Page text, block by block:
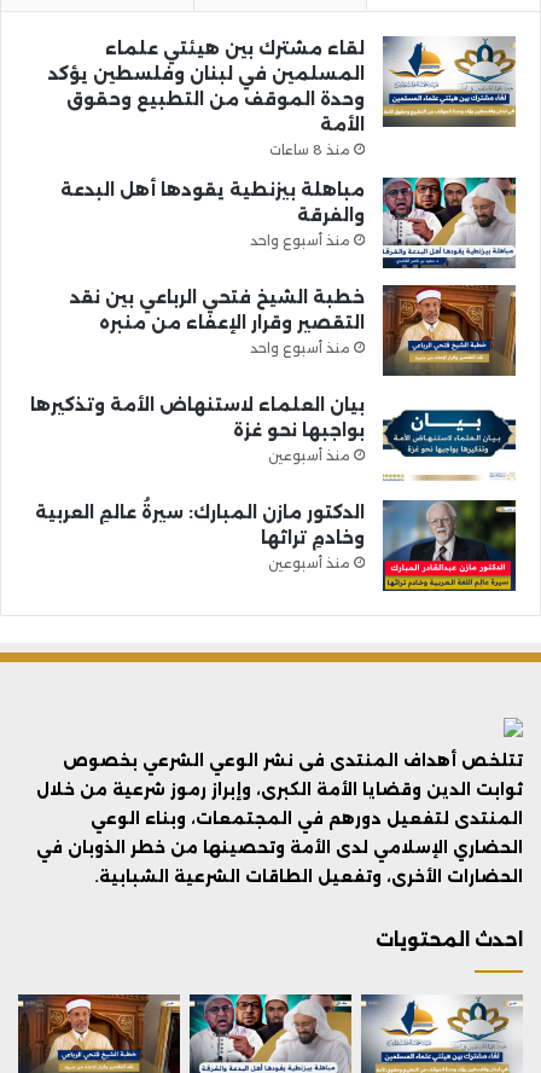
لقاء مشترك بين هيئتي علماء
المسلمين في لبنان وفلسطين يؤكد
وحدة الموقف من التطبيع وحقوق
الأمة
منذ 8 ساعات
مباهلة بيزنطية يقودها أهل البدعة
والفرقة
منذ أسبوع واحد
خطبة الشيخ فتحي الرباعي بين نقد
التقصير وقرار الإعفاء من منبره
منذ أسبوع واحد
بيان العلماء لاستنهاض الأمة وتذكيرها
بواجبها نحو غزة
منذ أسبوعين
الدكتور مازن المبارك: سيرةُ عالمِ العربية
وخادمِ تراثها
منذ أسبوعين
تتلخص أهداف المنتدى فى نشر الوعي الشرعي بخصوص
ثوابت الدين وقضايا الأمة الكبرى، وإبراز رموز شرعية من خلال
المنتدى لتفعيل دورهم في المجتمعات، وبناء الوعي
الحضاري الإسلامي لدى الأمة وتحصينها من خطر الذوبان في
الحضارات الأخرى، وتفعيل الطاقات الشرعية الشبابية.
احدث المحتويات